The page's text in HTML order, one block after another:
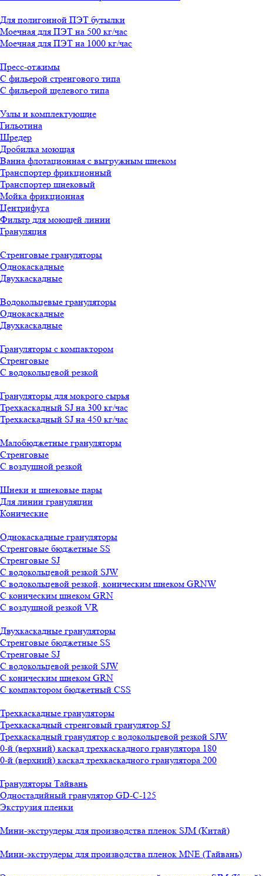
Для полигонной ПЭТ бутылки
Моечная для ПЭТ на 500 кг/час
Моечная для ПЭТ на 1000 кг/час
Пресс-отжимы
С фильерой стренгового типа
С фильерой щелевого типа
Узлы и комплектующие
Гильотина
Шредер
Дробилка моющая
Ванна флотационная с выгружным шнеком
Транспортер фрикционный
Транспортер шнековый
Мойка фрикционная
Центрифуга
Фильтр для моющей линии
Грануляция
Стренговые грануляторы
Однокаскадные
Двухкаскадные
Водокольцевые грануляторы
Однокаскадные
Двухкаскадные
Грануляторы с компактором
Стренговые
С водокольцевой резкой
Грануляторы для мокрого сырья
Трехкаскадный SJ на 300 кг/час
Трехкаскадный SJ на 450 кг/час
Малобюджетные грануляторы
Стренговые
С воздушной резкой
Шнеки и шнековые пары
Для линии грануляции
Конические
Однокаскадные грануляторы
Стренговые бюджетные SS
Стренговые SJ
С водокольцевой резкой SJW
С водокольцевой резкой, коническим шнеком GRNW
С коническим шнеком GRN
С воздушной резкой VR
Двухкаскадные грануляторы
Стренговые бюджетные SS
Стренговые SJ
С водокольцевой резкой SJW
С коническим шнеком GRN
С компактором бюджетный CSS
Трехкаскадные грануляторы
Трехкаскадный стренговый гранулятор SJ
Трехкаскадный гранулятор с водокольцевой резкой SJW
0-й (верхний) каскад трехкаскадного гранулятора 180
0-й (верхний) каскад трехкаскадного гранулятора 200
Грануляторы Тайвань
Одностадийный гранулятор GD-C-125
Экструзия пленки
Мини-экструдеры для производства пленок SJM (Китай)
Мини-экструдеры для производства пленок MNE (Тайвань)